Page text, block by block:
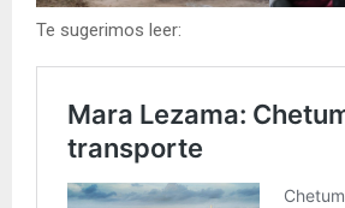
Te sugerimos leer: